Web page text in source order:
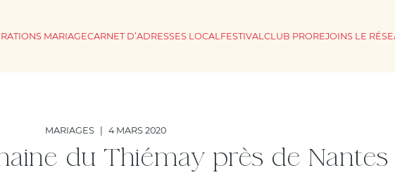
MARIAGECARNET D’ADRESSES LOCALFESTIVALCLUB PROREJOINS LE
MARIAGES 4 MARS 2020
du Thiémay près de Nantes